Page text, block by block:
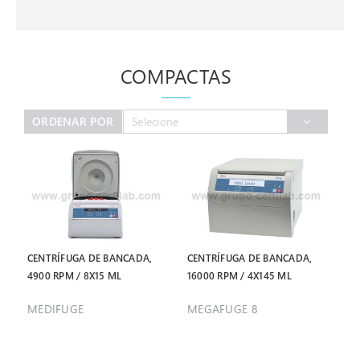
COMPACTAS
ORDENAR POR Selecione
CENTRÍFUGA DE BANCADA,
4900 RPM / 8X15 ML
MEDIFUGE
CENTRÍFUGA DE BANCADA,
16000 RPM / 4X145 ML
MEGAFUGE 8